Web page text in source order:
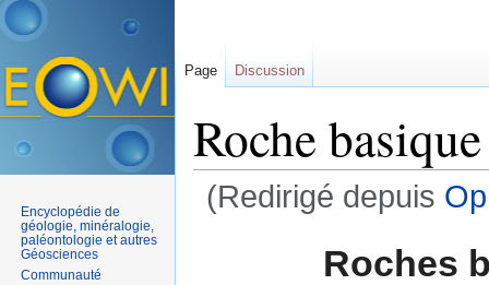
Roche basique
(Redirigé depuis
Roches
Page Discussion
Encyclopédie de
géologie, minéralogie,
paléontologie et autres
Géosciences
Communauté